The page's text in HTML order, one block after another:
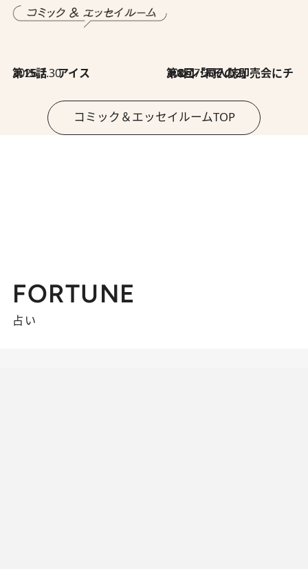
2026.7.30
第15話 アイス 2026.7.30
第8回「同人誌即売会にチャレンジ その2」
コミック＆エッセイルームTOP
FORTUNE
占い